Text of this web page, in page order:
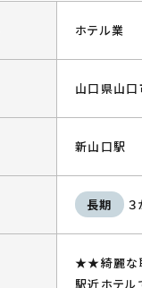
ホテル業
山口県山
新山口駅
長期 ３
★★綺麗な
駅近ホテル